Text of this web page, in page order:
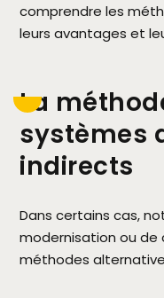
comprendre les
leurs avantages et
La
systèmes
indirects
Dans certains cas,
modernisation ou
méthodes